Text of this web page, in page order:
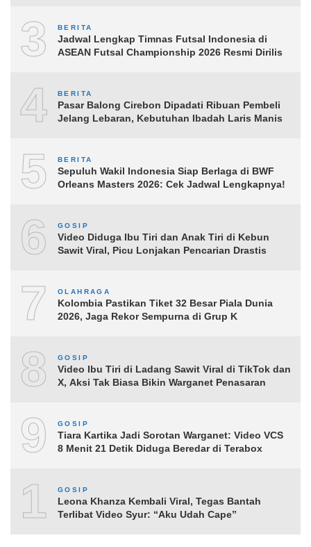
3 BERITA
Jadwal Lengkap Timnas Futsal Indonesia di
ASEAN Futsal Championship 2026 Resmi Dirilis
4 BERITA
Pasar Balong Cirebon Dipadati Ribuan Pembeli
Jelang Lebaran, Kebutuhan Ibadah Laris Manis
5 BERITA
Sepuluh Wakil Indonesia Siap Berlaga di BWF
Orleans Masters 2026: Cek Jadwal Lengkapnya!
6 GOSIP
Video Diduga Ibu Tiri dan Anak Tiri di Kebun
Sawit Viral, Picu Lonjakan Pencarian Drastis
7 OLAHRAGA
Kolombia Pastikan Tiket 32 Besar Piala Dunia
2026, Jaga Rekor Sempurna di Grup K
8 GOSIP
Video Ibu Tiri di Ladang Sawit Viral di TikTok dan
X, Aksi Tak Biasa Bikin Warganet Penasaran
9 GOSIP
Tiara Kartika Jadi Sorotan Warganet: Video VCS
8 Menit 21 Detik Diduga Beredar di Terabox
10
GOSIP
Leona Khanza Kembali Viral, Tegas Bantah
Terlibat Video Syur: “Aku Udah Cape”